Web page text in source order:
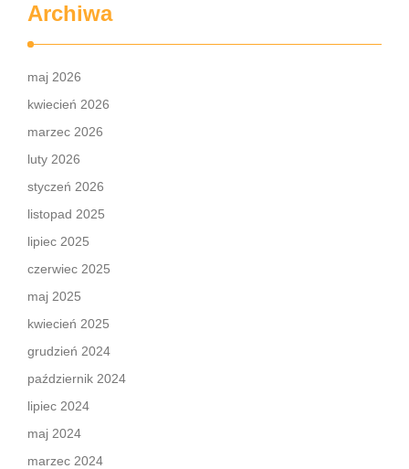
Archiwa
maj 2026
kwiecień 2026
marzec 2026
luty 2026
styczeń 2026
listopad 2025
lipiec 2025
czerwiec 2025
maj 2025
kwiecień 2025
grudzień 2024
październik 2024
lipiec 2024
maj 2024
marzec 2024